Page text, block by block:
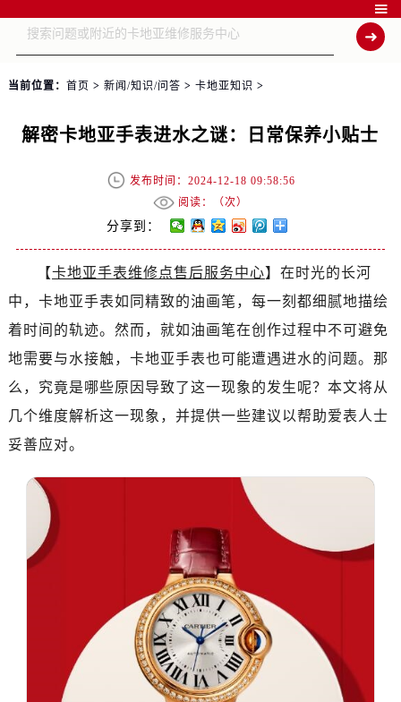

当前位置： 首页 > 新闻/知识/问答 > 卡地亚知识 >
解密卡地亚手表进水之谜：日常保养小贴士
发布时间：2024-12-18 09:58:56
阅读：（次）
分享到：
【卡地亚手表维修点售后服务中心】在时光的长河
中，卡地亚手表如同精致的油画笔，每一刻都细腻地描绘
着时间的轨迹。然而，就如油画笔在创作过程中不可避免
地需要与水接触，卡地亚手表也可能遭遇进水的问题。那
么，究竟是哪些原因导致了这一现象的发生呢？本文将从
几个维度解析这一现象，并提供一些建议以帮助爱表人士
妥善应对。